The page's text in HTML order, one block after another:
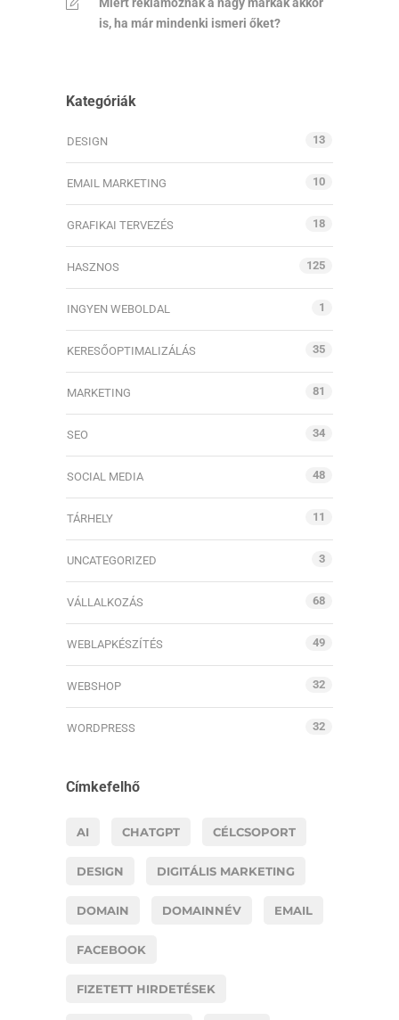
Miért reklámoznak a nagy márkák akkor
is, ha már mindenki ismeri őket?
Kategóriák
DESIGN 13
EMAIL MARKETING 10
GRAFIKAI TERVEZÉS 18
HASZNOS 125
INGYEN WEBOLDAL 1
KERESŐOPTIMALIZÁLÁS 35
MARKETING 81
SEO 34
SOCIAL MEDIA 48
TÁRHELY 11
UNCATEGORIZED 3
VÁLLALKOZÁS 68
WEBLAPKÉSZÍTÉS 49
WEBSHOP 32
WORDPRESS 32
Címkefelhő
AI CHATGPT CÉLCSOPORT
DESIGN DIGITÁLIS MARKETING
DOMAIN DOMAINNÉV EMAIL
FACEBOOK
FIZETETT HIRDETÉSEK